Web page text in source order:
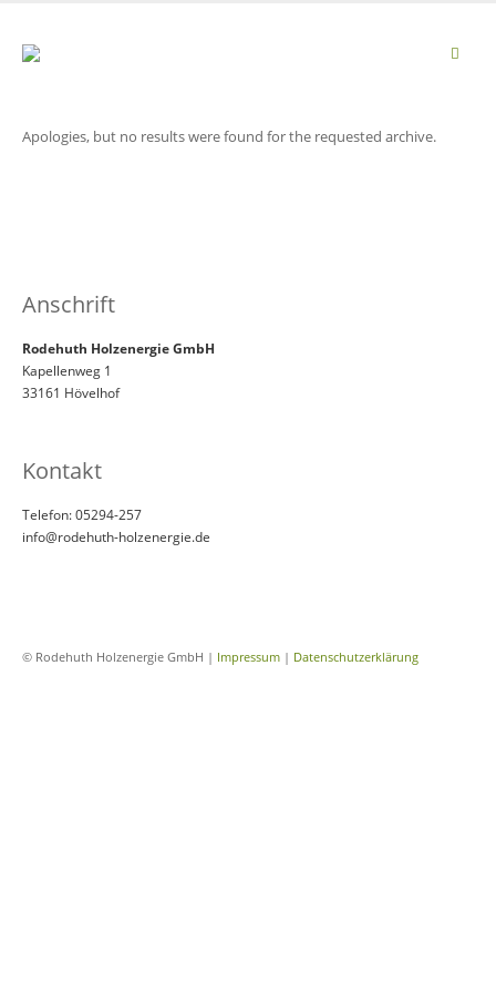
Apologies, but no results were found for the requested archive.
Anschrift
Rodehuth Holzenergie GmbH
Kapellenweg 1
33161 Hövelhof
Kontakt
Telefon: 05294-257
info@rodehuth-holzenergie.de
© Rodehuth Holzenergie GmbH | Impressum | Datenschutzerklärung